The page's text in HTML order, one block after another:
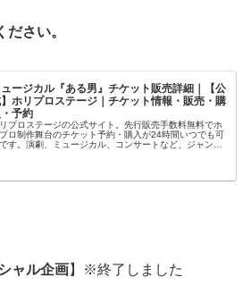
さい。
ュージカル『ある男』チケット販売詳細｜【公
ホリプロステージ｜チケット情報・販売・購
予約
プロステージの公式サイト。先行販売手数料無料でホ
ロ制作舞台のチケット予約・購入が24時間いつでも可
す。演劇、ミュージカル、コンサートなど、ジャンル
ャル企画】※終了しました